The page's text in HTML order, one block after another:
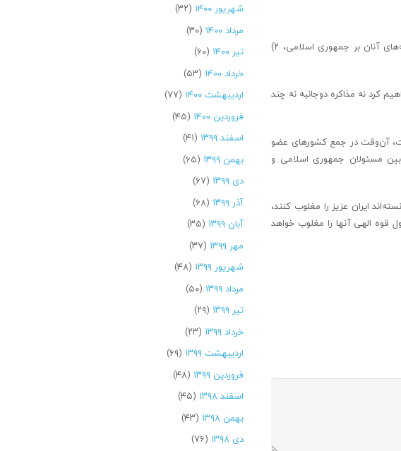
حضرت آیت‌الله خامنه‌ای سخنان خود در خصوص مذاکره با آمریکا را در دو نکته جمع‌بندی کردند: ۱) مذاکره با آمریکا یعنی تحمیل خواسته‌های آنان بر جمهوری اسلامی، ۲)
کرد نه مذاکره دوجانبه نه چند
آن‌وقت در جمع کشورهای عضو
مسئولان جمهوری اسلامی و
نتوانسته‌اند ایران عزیز را مغلوب کنند،
الهی آنها را مغلوب خواهد
شهریور ۱۴۰۰
(۳۲)
مرداد ۱۴۰۰
(۳۰)
تیر ۱۴۰۰
(۶۰)
خرداد ۱۴۰۰
(۵۳)
اردیبهشت ۱۴۰۰
(۷۷)
فروردین ۱۴۰۰
(۴۵)
اسفند ۱۳۹۹
(۴۱)
بهمن ۱۳۹۹
(۶۵)
دی ۱۳۹۹
(۶۷)
آذر ۱۳۹۹
(۶۸)
آبان ۱۳۹۹
(۳۵)
مهر ۱۳۹۹
(۳۷)
شهریور ۱۳۹۹
(۴۸)
مرداد ۱۳۹۹
(۵۰)
تیر ۱۳۹۹
(۲۹)
خرداد ۱۳۹۹
(۲۳)
اردیبهشت ۱۳۹۹
(۶۹)
فروردین ۱۳۹۹
(۴۸)
اسفند ۱۳۹۸
(۴۵)
بهمن ۱۳۹۸
(۴۳)
دی ۱۳۹۸
(۷۶)